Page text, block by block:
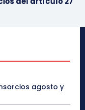
agosto y